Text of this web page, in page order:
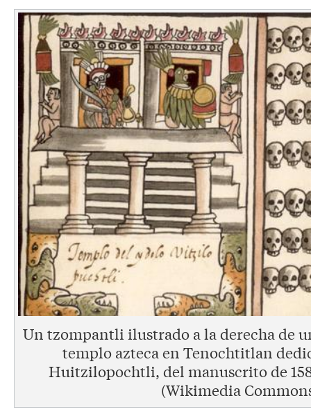
Un tzompantli ilustrado a la derecha de
templo azteca en Tenochtitlan
Huitzilopochtli, del manuscrito de
(Wikimedia